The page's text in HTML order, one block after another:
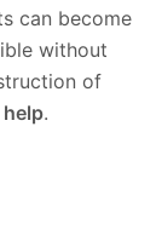
can become
without
of
.